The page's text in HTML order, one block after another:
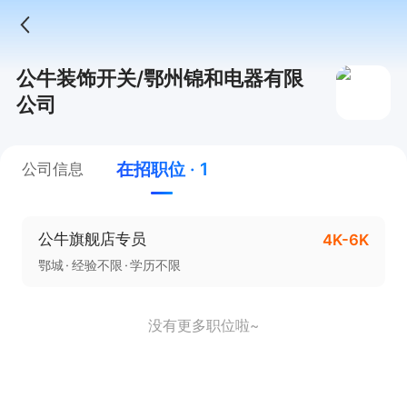
公牛装饰开关/鄂州锦和电器有限
公司
公司信息 在招职位 · 1
公牛旗舰店专员 4K-6K
鄂城 经验不限 学历不限
没有更多职位啦~